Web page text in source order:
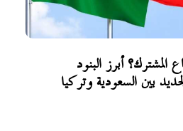
المشترك؟ أبرز البنود
بين السعودية وتركيا